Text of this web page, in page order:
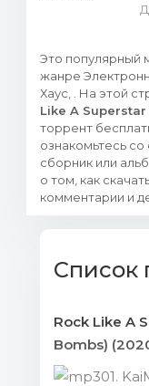
Это популярный
жанре
Хаус, . На этой
Like A
торрент
ознакомьтесь
сборник или
о том, как
комментарии и
Список
Rock Like A
Bombs)
01.